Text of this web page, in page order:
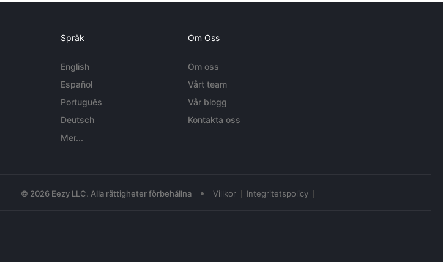
Språk
English
Español
Português
Deutsch
Mer...
Om Oss
Om oss
Vårt team
Vår blogg
Kontakta oss
© 2026 Eezy LLC. Alla rättigheter förbehållna • Villkor Integritetspolicy